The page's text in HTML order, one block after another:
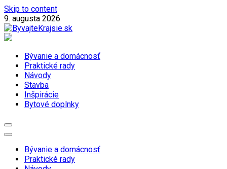
Skip to content
9. augusta 2026
ByvajteKrajsie.sk
Magazín o bývaní a domácnosti
Bývanie a domácnosť
Praktické rady
Návody
Stavba
Inšpirácie
Bytové doplnky
Bývanie a domácnosť
Praktické rady